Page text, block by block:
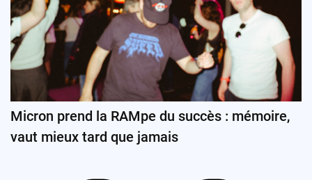
Micron prend la RAMpe du succès : mémoire,
vaut mieux tard que jamais